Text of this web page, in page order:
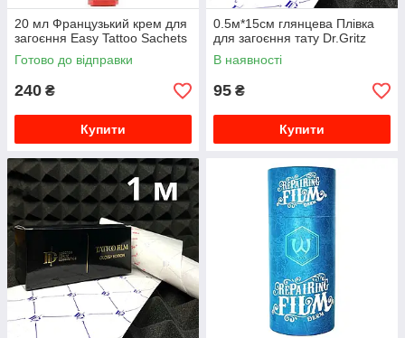
20 мл Французький крем для
загоєння Easy Tattoo Sachets
Готово до відправки
240 ₴
Купити
0.5м*15см глянцева Плівка
для загоєння тату Dr.Gritz
В наявності
95 ₴
Купити